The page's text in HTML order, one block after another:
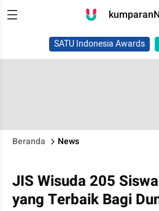
SATU Indonesia Awards
Beranda News
JIS Wisuda 205
yang Terbaik Bagi